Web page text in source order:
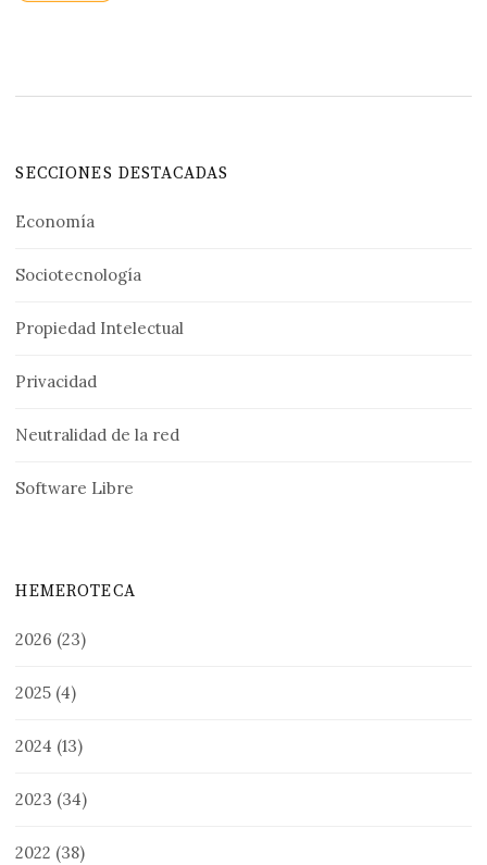
SECCIONES DESTACADAS
Economía
Sociotecnología
Propiedad Intelectual
Privacidad
Neutralidad de la red
Software Libre
HEMEROTECA
2026 (23)
2025 (4)
2024 (13)
2023 (34)
2022 (38)